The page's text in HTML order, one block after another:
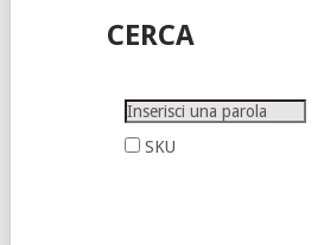
CERCA
SKU